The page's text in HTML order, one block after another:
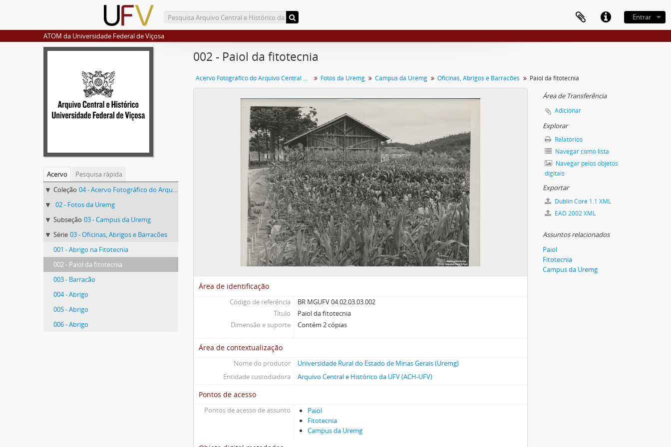
Entrar
ATOM da Universidade Federal de Viçosa
Acervo
Pesquisa rápida
Coleção 04 - Acervo Fotográfico do Arquivo Central Histórico da UFV
02 - Fotos da Uremg
Subseção 03 - Campus da Uremg
Série 03 - Oficinas, Abrigos e Barracões
001 - Abrigo na Fitotecnia
002 - Paiol da fitotecnia
003 - Barracão
004 - Abrigo
005 - Abrigo
006 - Abrigo
002 - Paiol da fitotecnia
Acervo Fotográfico do Arquivo Central Histórico da UFV Fotos da Uremg Campus da Uremg Oficinas, Abrigos e Barracões Paiol da fitotecnia
Área de identificação
Código de referência
BR MGUFV 04.02.03.03.002
Título
Paiol da fitotecnia
Dimensão e suporte
Contém 2 cópias
Área de contextualização
Nome do produtor
Universidade Rural do Estado de Minas Gerais (Uremg)
Entidade custodiadora
Arquivo Central e Histórico da UFV (ACH-UFV)
Pontos de acesso
Pontos de acesso de assunto
Paiol
Fitotecnia
Campus da Uremg
Área de Transferência
Adicionar
Explorar
Relatórios
Navegar como lista
Navegar pelos objetos
digitais
Exportar
Dublin Core 1.1 XML
EAD 2002 XML
Assuntos relacionados
Paiol
Fitotecnia
Campus da Uremg